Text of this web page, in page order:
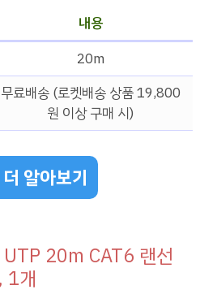
내용
20m
무료배송 (로켓배송 상품 19,800
원 이상 구매 시)
알아보기
20m CAT6 랜선
1개